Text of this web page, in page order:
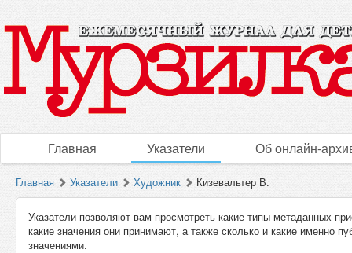
Главная Указатели Об онлайн-
Главная Указатели Художник Кизевальтер В.
Указатели позволяют вам просмотреть какие типы метаданных
какие значения они принимают, а также сколько и какие именно
значениями.